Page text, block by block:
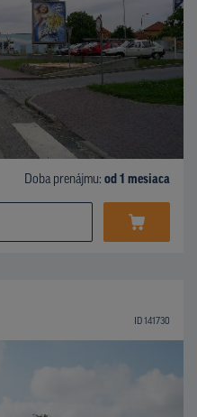
Doba prenájmu: od 1 mesiaca
ID 141730